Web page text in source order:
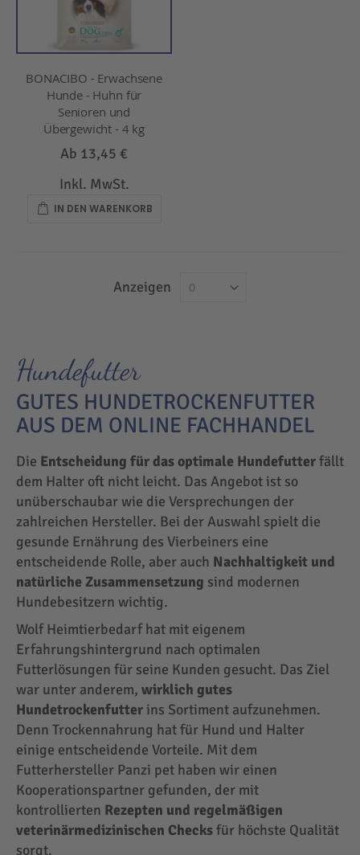
BONACIBO - Erwachsene
Hunde - Huhn für
Senioren und
Übergewicht - 4 kg
Ab 13,45 €
Inkl. MwSt.
IN DEN WARENKORB
Anzeigen
Hundefutter
GUTES HUNDETROCKENFUTTER
AUS DEM ONLINE FACHHANDEL
Die Entscheidung für das optimale Hundefutterfällt
dem Halter oft nicht leicht. Das Angebot ist so
unüberschaubar wie die Versprechungen der
zahlreichen Hersteller. Bei der Auswahl spielt die
gesunde Ernährung des Vierbeiners eine
entscheidende Rolle, aber auch Nachhaltigkeit und
natürliche Zusammensetzung sind modernen
Hundebesitzern wichtig.
Wolf Heimtierbedarf hat mit eigenem
Erfahrungshintergrund nach optimalen
Futterlösungen für seine Kunden gesucht. Das Ziel
war unter anderem, wirklich gutes
Hundetrockenfutter ins Sortiment aufzunehmen.
Denn Trockennahrung hat für Hund und Halter
einige entscheidende Vorteile. Mit dem
Futterhersteller Panzi pet haben wir einen
Kooperationspartner gefunden, der mit
kontrollierten Rezepten und regelmäßigen
veterinärmedizinischen Checksfür höchste Qualität
sorgt.